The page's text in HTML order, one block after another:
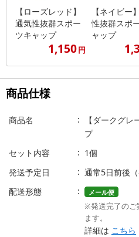
【ローズレッド】
通気性抜群スポー
ツキャップ
1,150円
【ネイビー
性抜群スポ
ャップ
商品仕様
商品名
【ダークグ
プ
セット内容
1個
発送予定日
通常5日前後
配送形態
メール便
※発送完了のご
ます。
詳細は こちら